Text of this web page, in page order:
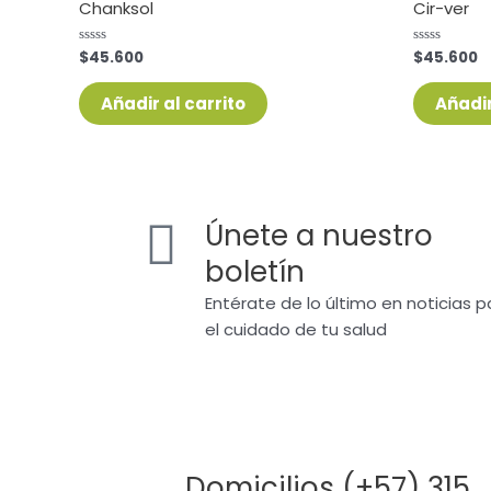
Chanksol
Valorado
con
de
5
$45.600
Añadir al carrito
Cir-ver
Valorado
con
de
5
$45.600
Únete a nuestro
boletín
Entérate de lo último en noticias
el cuidado de tu salud